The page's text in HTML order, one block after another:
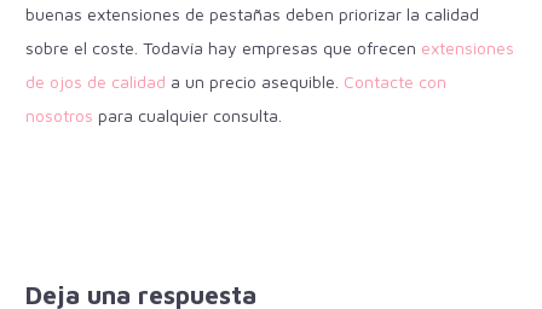
buenas extensiones de pestañas deben priorizar la calidad
sobre el coste. Todavía hay empresas que ofrecen extensiones
de ojos de calidad a un precio asequible. Contacte con
nosotros para cualquier consulta.
Deja una respuesta